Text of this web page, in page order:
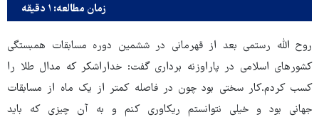
زمان مطالعه: ۱ دقیقه
روح الله رستمی بعد از قهرمانی در ششمین دوره مسابقات همبستگی
کشورهای اسلامی در پاراوزنه برداری گفت: خداراشکر که مدال طلا را
کسب کردم.کار سختی بود چون در فاصله کمتر از یک ماه از مسابقات
جهانی بود و خیلی نتوانستم ریکاوری کنم و به آن چیزی که باید